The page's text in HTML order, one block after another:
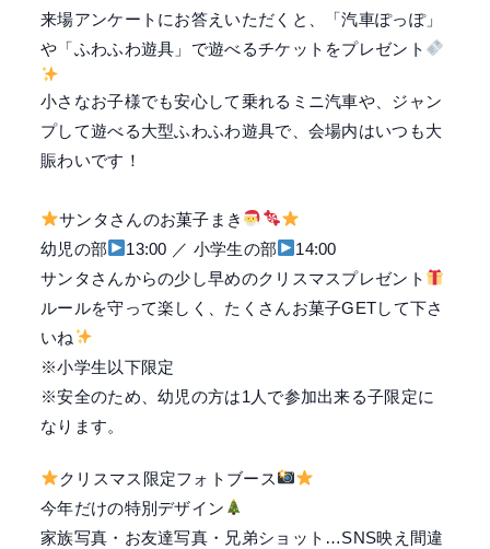
来場アンケートにお答えいただくと、
「汽車ぽっぽ」
や「ふわふわ遊具」で遊べるチケットをプレゼント
小さなお子様でも安心して乗れるミニ汽車や、ジャン
プして遊べる大型ふわふわ遊具で、会場内はいつも大
賑わいです！
サンタさんのお菓子まき
幼児の部
13:00 ／ 小学生の部
14:00
サンタさんからの少し早めのクリスマスプレゼント
ルールを守って楽しく、たくさんお菓子GETして下さ
いね
※小学生以下限定
※安全のため、幼児の方は1人で参加出来る子限定に
なります。
クリスマス限定フォトブース
今年だけの特別デザイン
家族写真・お友達写真・兄弟ショット…SNS映え間違